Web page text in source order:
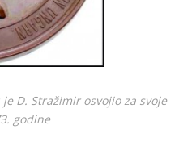
D. Stražimir osvojio za svoje
godine